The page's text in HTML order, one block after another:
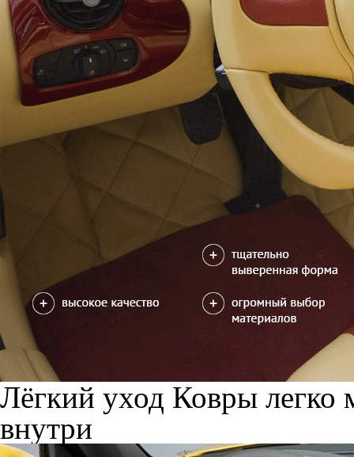
Лёгкий уход Ковры легко
внутри